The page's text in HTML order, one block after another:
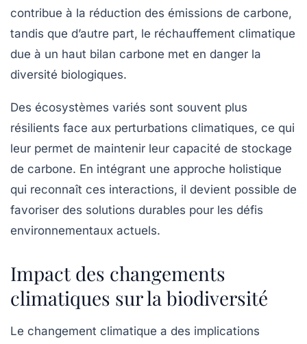
contribue à la réduction des émissions de carbone,
tandis que d’autre part, le réchauffement climatique
due à un haut bilan carbone met en danger la
diversité biologiques.
Des écosystèmes variés sont souvent plus
résilients face aux perturbations climatiques, ce qui
leur permet de maintenir leur capacité de stockage
de carbone. En intégrant une approche holistique
qui reconnaît ces interactions, il devient possible de
favoriser des solutions durables pour les défis
environnementaux actuels.
Impact des changements
climatiques sur la biodiversité
Le changement climatique a des implications